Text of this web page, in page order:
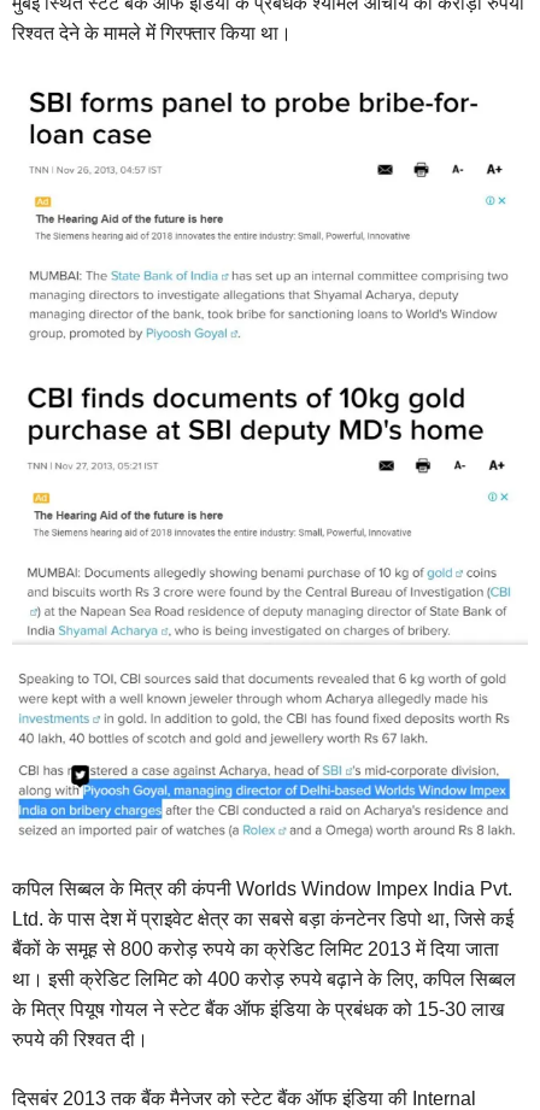
रिश्वत देने के मामले मेंं गिरफ्तार किया था।
कपिल सिब्बल के मित्र की कंपनी Worlds Window Impex India Pvt.
Ltd. के पास देश में प्राइवेट क्षेत्र का सबसे बड़ा कंनटेनर डिपो था, जिसे कई
बैंकों के समूह से 800 करोड़ रुपये का क्रेडिट लिमिट 2013 में दिया जाता
था। इसी क्रेडिट लिमिट को 400 करोड़ रुपये बढ़ाने के लिए, कपिल सिब्बल
के मित्र पियूष गोयल ने स्टेट बैंक ऑफ इंडिया के प्रबंधक को 15-30 लाख
रुपये की रिश्वत दी।
दिसबंर 2013 तक बैंक मैनेजर को स्टेट बैंक ऑफ इंडिया की Internal